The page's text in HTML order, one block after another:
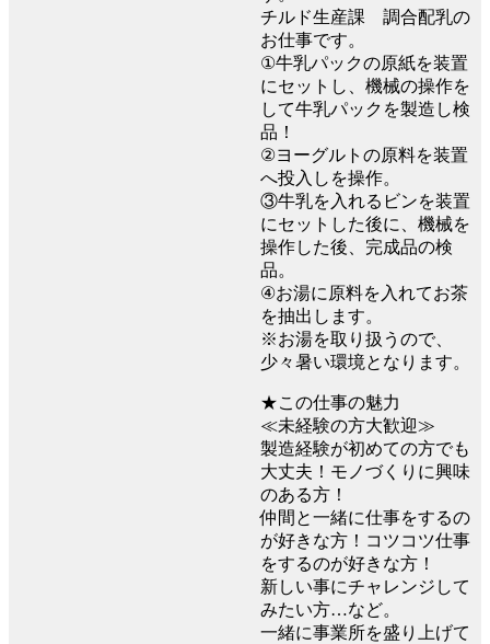
チルド生産課 調合配乳の
お仕事です。
①牛乳パックの原紙を装置
にセットし、機械の操作を
して牛乳パックを製造し検
品！
②ヨーグルトの原料を装置
へ投入しを操作。
③牛乳を入れるビンを装置
にセットした後に、機械を
操作した後、完成品の検
品。
④お湯に原料を入れてお茶
を抽出します。
※お湯を取り扱うので、
少々暑い環境となります。
★この仕事の魅力
≪未経験の方大歓迎≫
製造経験が初めての方でも
大丈夫！モノづくりに興味
のある方！
仲間と一緒に仕事をするの
が好きな方！コツコツ仕事
をするのが好きな方！
新しい事にチャレンジして
みたい方…など。
一緒に事業所を盛り上げて